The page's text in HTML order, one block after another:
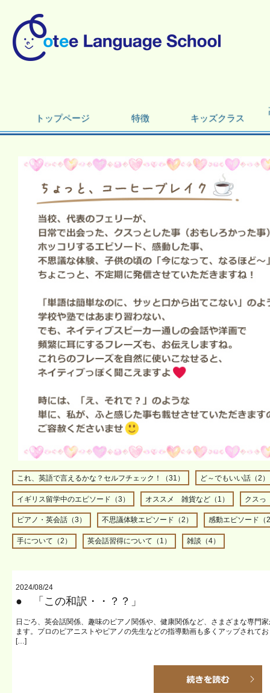
トップページ 特徴 キッズクラス
これ、英語で言えるかな？セルフチェック！（31） ど～でもいい話（2）
イギリス留学中のエピソード（3） オススメ 雑貨など（1） クスっ
ピアノ・英会話（3） 不思議体験エピソード（2） 感動エピソード（
手について（2） 英会話習得について（1） 雑談（4）
2024/08/24
● 「この和訳・・？？」
日ごろ、英会話関係、趣味のピアノ関係や、健康関係など、さまざまな専門
ます。プロのピアニストやピアノの先生などの指導動画も多くアップされて
[…]